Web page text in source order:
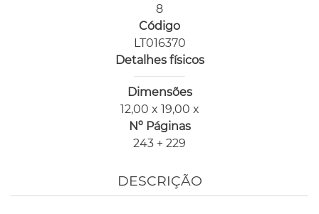
8
Código
LT016370
Detalhes físicos
Dimensões
12,00 x 19,00 x
Nº Páginas
243 + 229
DESCRIÇÃO